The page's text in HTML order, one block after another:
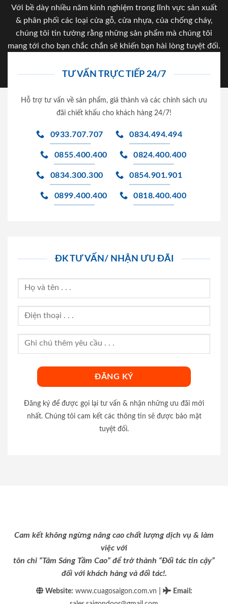
Với bề dày nhiều năm kinh nghiệm trong lĩnh vực sản xuất
& phân phối các loại cửa gỗ, cửa nhựa, của chống cháy,
chúng tôi tin tưởng rằng những sản phẩm mà chúng tôi
mang tới cho bạn chắc chắn sẽ khiến bạn hài lòng tuyệt đối.
TƯ VẤN TRỰC TIẾP 24/7
Hỗ trợ tư vấn về sản phẩm, giá thành và các chính sách ưu
đãi chiết khấu cho khách hàng 24/7!
0933.707.707 0834.494.494
0855.400.400 0824.400.400
0834.300.300 0854.901.901
0899.400.400 0818.400.400
ĐK TƯ VẤN/ NHẬN ƯU ĐÃI
Đăng ký để được gọi lại tư vấn & nhận những ưu đãi mới
nhất. Chúng tôi cam kết các thông tin sẽ được bảo mật
tuyệt đối.
Cam kết không ngừng nâng cao chất lượng dịch vụ & làm
việc với
tôn chỉ “Tâm Sáng Tầm Cao” để trở thành “Đối tác tin cậy”
đối với khách hàng và đối tác!.
Website: www.cuagosaigon.com.vn Email :